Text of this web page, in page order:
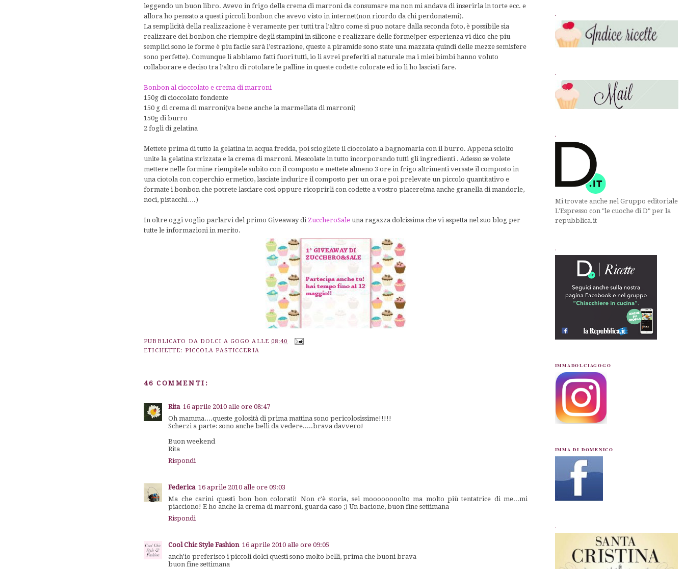
leggendo un buon libro. Avevo in frigo della crema di marroni da consumare ma non mi andava di inserirla in torte ecc. e
allora ho pensato a questi piccoli bonbon che avevo visto in internet(non ricordo da chi perdonatemi).
La semplicità della realizzazione è veramente per tutti tra l’altro come si puo notare dalla seconda foto, è possibile sia
realizzare dei bonbon che riempire degli stampini in silicone e realizzare delle forme(per esperienza vi dico che piu
semplici sono le forme è piu facile sarà l’estrazione, queste a piramide sono state una mazzata quindi delle mezze semisfere
sono perfette). Comunque li abbiamo fatti fuori tutti, io li avrei preferiti al naturale ma i miei bimbi hanno voluto
collaborare e deciso tra l’altro di rotolare le palline in queste codette colorate ed io li ho lasciati fare.
Bonbon al cioccolato e crema di marroni
150g di cioccolato fondente
150 g di crema di marroni(va bene anche la marmellata di marroni)
150g di burro
2 fogli di gelatina
Mettete prima di tutto la gelatina in acqua fredda, poi sciogliete il cioccolato a bagnomaria con il burro. Appena sciolto
unite la gelatina strizzata e la crema di marroni. Mescolate in tutto incorporando tutti gli ingredienti . Adesso se volete
mettere nelle formine riempitele subito con il composto e mettete almeno 3 ore in frigo altrimenti versate il composto in
una ciotola con coperchio ermetico, lasciate indurire il composto per un ora e poi prelevate un piccolo quantitativo e
formate i bonbon che potrete lasciare cosi oppure ricoprirli con codette a vostro piacere(ma anche granella di mandorle,
noci, pistacchi….)
In oltre oggi voglio parlarvi del primo Giveaway di ZuccheroSale una ragazza dolcissima che vi aspetta nel suo blog per
tutte le informazioni in merito.
PUBBLICATO DA DOLCI A GOGO ALLE 08:40
ETICHETTE: PICCOLA PASTICCERIA
46 COMMENTI:
Rita 16 aprile 2010 alle ore 08:47
Oh mamma....queste golosità di prima mattina sono pericolosissime!!!!!
Scherzi a parte: sono anche belli da vedere.....brava davvero!
Buon weekend
Rita
Rispondi
Federica 16 aprile 2010 alle ore 09:03
Ma che carini questi bon bon colorati! Non c'è storia, sei moooooooolto ma molto più tentatrice di me...mi
piacciono! E ho anche la crema di marroni, guarda caso ;) Un bacione, buon fine settimana
Rispondi
Cool Chic Style Fashion 16 aprile 2010 alle ore 09:05
anch'io preferisco i piccoli dolci questi sono molto belli, prima che buoni brava
buon fine settimana
.
.
.
Mi trovate anche nel Gruppo editoriale
L'Espresso con "le cuoche di D" per la
repubblica.it
.
IMMADOLCIAGOGO
IMMA DI DOMENICO
.